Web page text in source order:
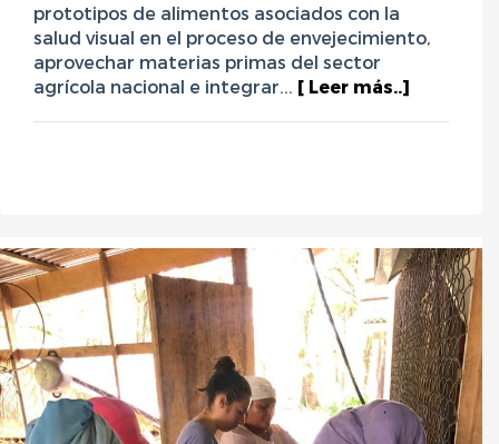
prototipos de alimentos asociados con la
salud visual en el proceso de envejecimiento,
aprovechar materias primas del sector
agrícola nacional e integrar... [ Leer más..]